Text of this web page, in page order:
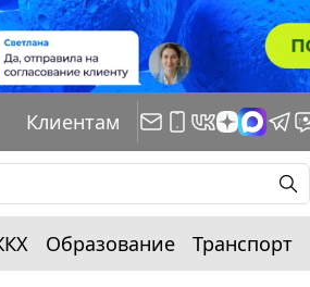
Клиентам
Образование Транспорт